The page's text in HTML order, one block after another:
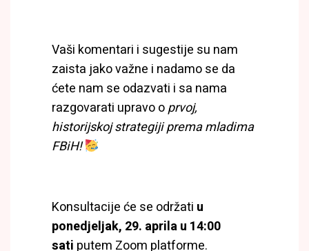
Vaši komentari i sugestije su nam
zaista jako važne i nadamo se da
ćete nam se odazvati i sa nama
razgovarati upravo oprvoj,
historijskoj strategiji prema mladima
FBiH!
Konsultacije će se održati u
ponedjeljak, 29. aprila u 14:00
sati putem Zoom platforme.